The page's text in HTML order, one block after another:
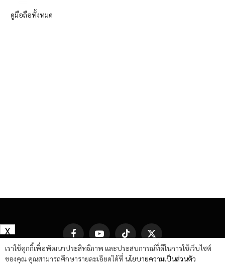
ดูมือถือทั้งหมด
FacebookYouTube TikTok
X
(Twitter)
เราใช้คุกกี้เพื่อพัฒนาประสิทธิภาพ และประสบการณ์ที่ดีในการใช้เว็บไซต์
ของคุณ คุณสามารถศึกษารายละเอียดได้ที่ นโยบายความเป็นส่วนตัว
X